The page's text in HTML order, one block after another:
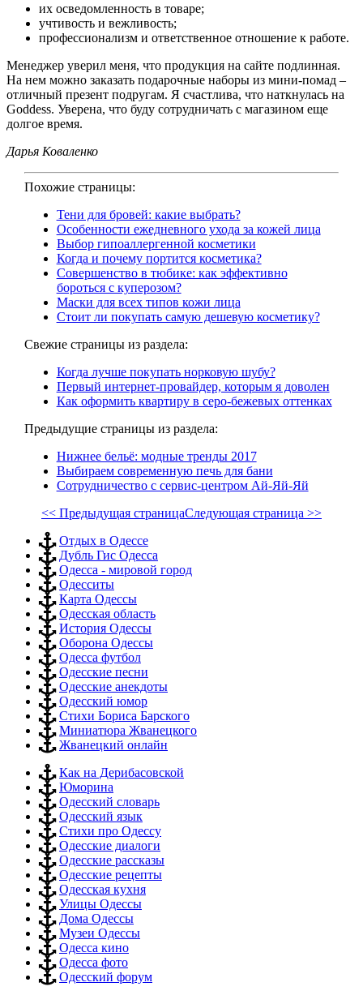
их осведомленность в товаре;
учтивость и вежливость;
профессионализм и ответственное отношение к работе.
Менеджер уверил меня, что продукция на сайте подлинная.
На нем можно заказать подарочные наборы из мини-помад –
отличный презент подругам. Я счастлива, что наткнулась на
Goddess. Уверена, что буду сотрудничать с магазином еще
долгое время.
Дарья Коваленко
Похожие страницы:
Тени для бровей: какие выбрать?
Особенности ежедневного ухода за кожей лица
Выбор гипоаллергенной косметики
Когда и почему портится косметика?
Совершенство в тюбике: как эффективно
бороться с куперозом?
Маски для всех типов кожи лица
Стоит ли покупать самую дешевую косметику?
Свежие страницы из раздела:
Когда лучше покупать норковую шубу?
Первый интернет-провайдер, которым я доволен
Как оформить квартиру в серо-бежевых оттенках
Предыдущие страницы из раздела:
Нижнее бельё: модные тренды 2017
Выбираем современную печь для бани
Сотрудничество с сервис-центром Ай-Яй-Яй
<< Предыдущая страницаСледующая страница >>
Отдых в Одессе
Дубль Гис Одесса
Одесса - мировой город
Одесситы
Карта Одессы
Одесская область
История Одессы
Оборона Одессы
Одесса футбол
Одесские песни
Одесские анекдоты
Одесский юмор
Стихи Бориса Барского
Миниатюра Жванецкого
Жванецкий онлайн
Как на Дерибасовской
Юморина
Одесский словарь
Одесский язык
Стихи про Одессу
Одесские диалоги
Одесские рассказы
Одесские рецепты
Одесская кухня
Улицы Одессы
Дома Одессы
Музеи Одессы
Одесса кино
Одесса фото
Одесский форум